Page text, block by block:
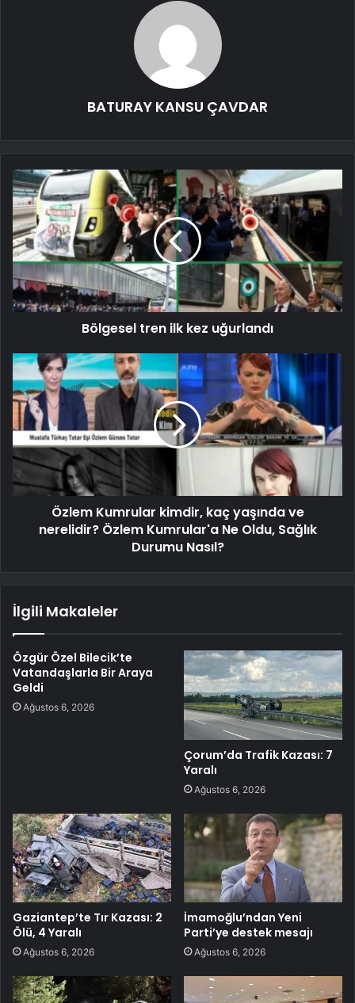
BATURAY KANSU ÇAVDAR
Bölgesel tren ilk kez uğurlandı
Özlem Kumrular kimdir, kaç yaşında ve
nerelidir? Özlem Kumrular'a Ne Oldu, Sağlık
Durumu Nasıl?
İlgili Makaleler
Özgür Özel Bilecik’te
Vatandaşlarla Bir Araya
Geldi
Ağustos 6, 2026
Çorum’da Trafik Kazası: 7
Yaralı
Ağustos 6, 2026
Gaziantep’te Tır Kazası: 2
Ölü, 4 Yaralı
Ağustos 6, 2026
İmamoğlu’ndan Yeni
Parti’ye destek mesajı
Ağustos 6, 2026